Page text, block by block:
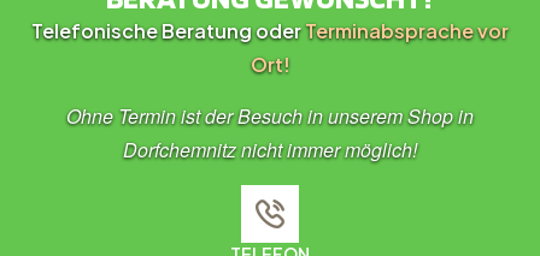
Telefonische Beratung oderTerminabsprache vor
Ort!
Ohne Termin ist der Besuch in unserem Shop in
Dorfchemnitz nicht immer möglich!